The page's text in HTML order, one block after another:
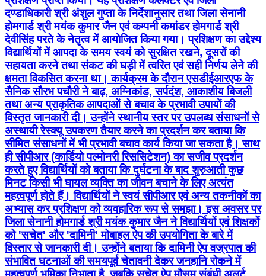
दण्डाधिकारी श्री अंशुल गुप्ता के निर्देशानुसार तथा जिला सेनानी
होमगार्ड श्री मयंक कुमार जैन एवं कम्पनी कमांडर होमगार्ड श्री
देवीसिंह परते के नेतृत्व में आयोजित किया गया। प्रशिक्षण का उद्देश्य
विद्यार्थियों में आपदा के समय स्वयं को सुरक्षित रखने, दूसरों की
सहायता करने तथा संकट की घड़ी में त्वरित एवं सही निर्णय लेने की
क्षमता विकसित करना था। कार्यक्रम के दौरान एसडीईआरएफ के
सैनिक सौरभ पचौरी ने बाढ़, अग्निकांड, सर्पदंश, आकाशीय बिजली
तथा अन्य प्राकृतिक आपदाओं से बचाव के प्रभावी उपायों की
विस्तृत जानकारी दी। उन्होंने स्थानीय स्तर पर उपलब्ध संसाधनों से
अस्थायी रेस्क्यू उपकरण तैयार करने का प्रदर्शन कर बताया कि
सीमित संसाधनों में भी प्रभावी बचाव कार्य किया जा सकता है। साथ
ही सीपीआर (कार्डियो पल्मोनरी रिससिटेशन) का सजीव प्रदर्शन
करते हुए विद्यार्थियों को बताया कि दुर्घटना के बाद शुरुआती कुछ
मिनट किसी भी घायल व्यक्ति का जीवन बचाने के लिए अत्यंत
महत्वपूर्ण होते हैं। विद्यार्थियों ने स्वयं सीपीआर एवं अन्य तकनीकों का
अभ्यास कर प्रशिक्षण को व्यवहारिक रूप से समझा। इस अवसर पर
जिला सेनानी होमगार्ड श्री मयंक कुमार जैन ने विद्यार्थियों एवं शिक्षकों
को 'सचेत' और 'दामिनी' मोबाइल ऐप की उपयोगिता के बारे में
विस्तार से जानकारी दी। उन्होंने बताया कि दामिनी ऐप वज्रपात की
संभावित घटनाओं की समयपूर्व चेतावनी देकर जनहानि रोकने में